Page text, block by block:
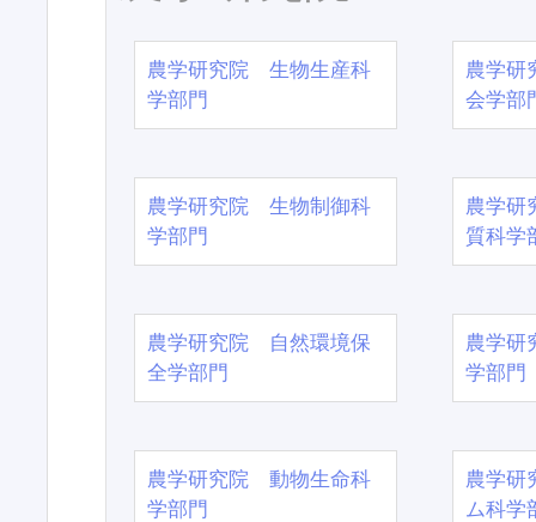
農学研究院 生物生産科
学部門
農学
会学部
農学研究院 生物制御科
学部門
農学
質科学
農学研究院 自然環境保
全学部門
農学
学部門
農学研究院 動物生命科
学部門
農学
ム科学